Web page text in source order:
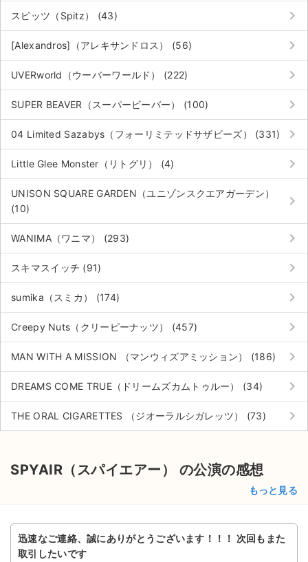
スピッツ（Spitz） (43) keyboard_arrow_right
[Alexandros]（アレキサンドロス） (56) keyboard_arrow_right
UVERworld（ウーバーワールド） (222) keyboard_arrow_right
SUPER BEAVER（スーパービーバー） (100) keyboard_arrow_right
04 Limited Sazabys（フォーリミテッドサザビーズ） (331) keyboard_arrow_right
Little Glee Monster（リトグリ） (4) keyboard_arrow_right
UNISON SQUARE GARDEN（ユニゾンスクエアガーデン）
(10)
keyboard_arrow_right
WANIMA（ワニマ） (293) keyboard_arrow_right
スキマスイッチ (91) keyboard_arrow_right
sumika（スミカ） (174) keyboard_arrow_right
Creepy Nuts（クリーピーナッツ） (457) keyboard_arrow_right
MAN WITH A MISSION （マンウィズアミッション） (186) keyboard_arrow_right
DREAMS COME TRUE（ドリームズカムトゥルー） (34) keyboard_arrow_right
THE ORAL CIGARETTES （ジオーラルシガレッツ） (73) keyboard_arrow_right
SPYAIR（スパイエアー） の公演の感想
もっと見る
迅速なご連絡、誠にありがとうございます！！！ 次回もまた
取引したいです